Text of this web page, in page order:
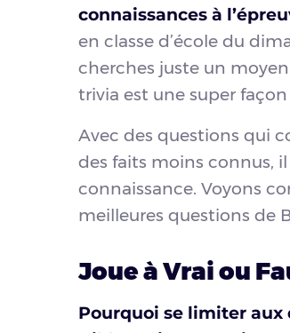
connaissances à
en classe d’école du
cherches juste un
trivia est une super
Avec des questions qui
des faits moins connus,
connaissance. Voyons
meilleures questions de
Joue à Vrai ou
Pourquoi se limiter aux